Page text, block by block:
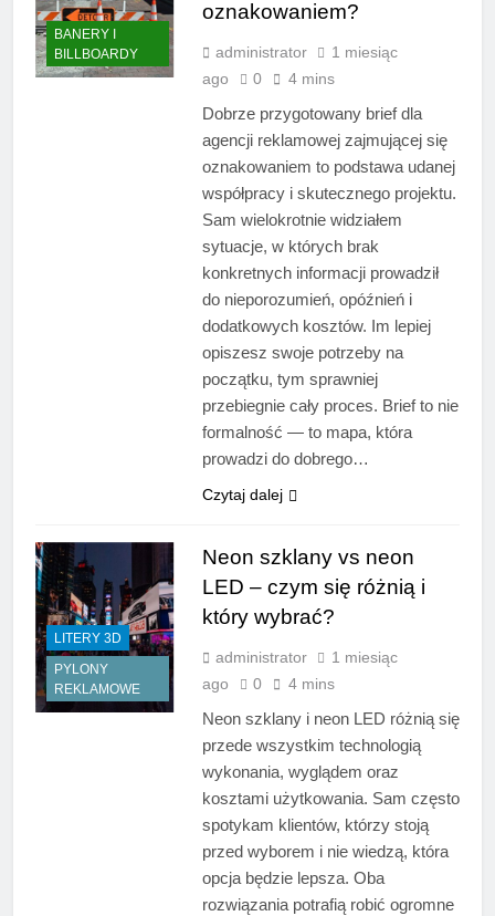
BANERY I
BILLBOARDY
oznakowaniem?
administrator
1 miesiąc
ago
0 4 mins
Dobrze przygotowany brief dla
agencji reklamowej zajmującej się
oznakowaniem to podstawa udanej
współpracy i skutecznego projektu.
Sam wielokrotnie widziałem
sytuacje, w których brak
konkretnych informacji prowadził
do nieporozumień, opóźnień i
dodatkowych kosztów. Im lepiej
opiszesz swoje potrzeby na
początku, tym sprawniej
przebiegnie cały proces. Brief to nie
formalność — to mapa, która
prowadzi do dobrego…
Czytaj dalej
LITERY 3D
PYLONY
REKLAMOWE
Neon szklany vs neon
LED – czym się różnią i
który wybrać?
administrator
1 miesiąc
ago
0 4 mins
Neon szklany i neon LED różnią się
przede wszystkim technologią
wykonania, wyglądem oraz
kosztami użytkowania. Sam często
spotykam klientów, którzy stoją
przed wyborem i nie wiedzą, która
opcja będzie lepsza. Oba
rozwiązania potrafią robić ogromne